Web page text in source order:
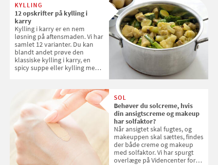
KYLLING
12 opskrifter på kylling i
karry
Kylling i karry er en nem
løsning på aftensmaden. Vi har
samlet 12 varianter. Du kan
blandt andet prøve den
klassiske kylling i karry, en
spicy suppe eller kylling med
SOL
Behøver du solcreme, hvis
din ansigtscreme og makeup
har solfaktor?
Når ansigtet skal fugtes, og
makeuppen skal sættes, findes
der både creme og makeup
med solfaktor. Vi har spurgt
overlæge på Videncenter for